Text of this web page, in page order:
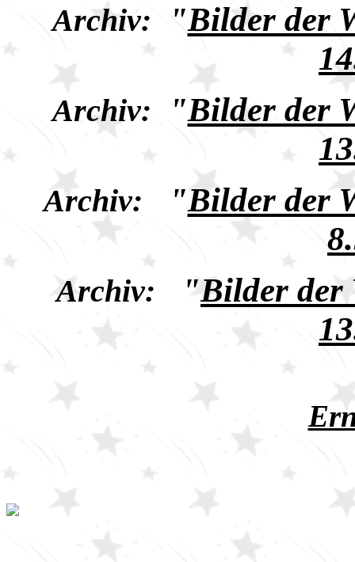
Archiv: "Bilder der
Archiv: "Bilder der
Archiv: "Bilder der
Archiv: "Bilder der